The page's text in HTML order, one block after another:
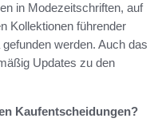
in Modezeitschriften, auf
Kollektionen führender
werden. Auch das
Updates zu den
Kaufentscheidungen?